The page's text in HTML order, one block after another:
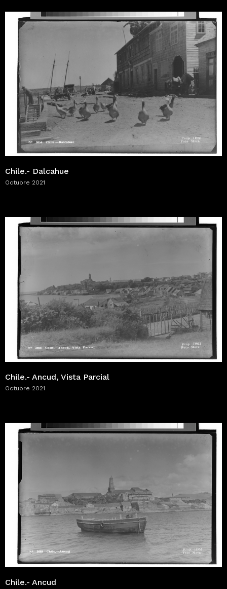
Chile.- Dalcahue
Octubre 2021
Chile.- Ancud, Vista Parcial
Octubre 2021
Chile.- Ancud